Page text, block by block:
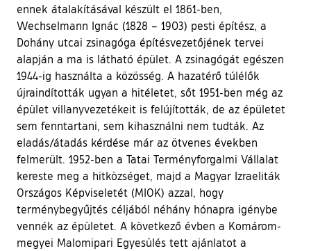
ennek átalakításával készült el 1861-ben,
Wechselmann Ignác (1828 – 1903) pesti építész, a
Dohány utcai zsinagóga építésvezetőjének tervei
alapján a ma is látható épület. A zsinagógát egészen
1944-ig használta a közösség. A hazatérő túlélők
újraindították ugyan a hitéletet, sőt 1951-ben még az
épület villanyvezetékeit is felújították, de az épületet
sem fenntartani, sem kihasználni nem tudták. Az
eladás/átadás kérdése már az ötvenes években
felmerült. 1952-ben a Tatai Terményforgalmi Vállalat
kereste meg a hitközséget, majd a Magyar Izraeliták
Országos Képviseletét (MIOK) azzal, hogy
terménybegyűjtés céljából néhány hónapra igénybe
vennék az épületet. A következő évben a Komárom-
megyei Malomipari Egyesülés tett ajánlatot a